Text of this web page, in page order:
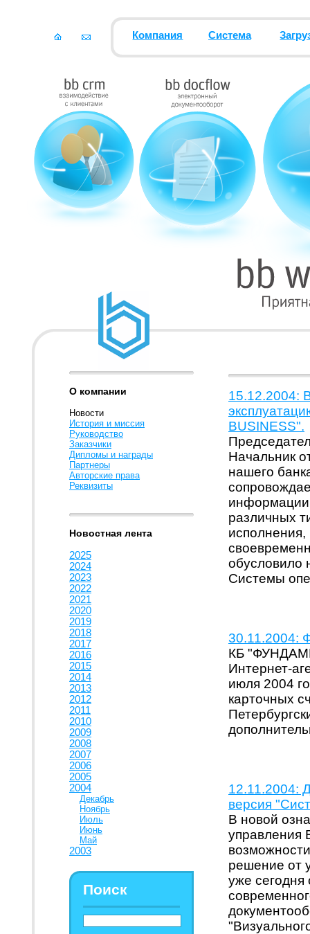
Компания Система
О компании
Новости
История и миссия
Руководство
Заказчики
Дипломы и награды
Партнеры
Авторские права
Реквизиты
Новостная лента
2025
2024
2023
2022
2021
2020
2019
2018
2017
2016
2015
2014
2013
2012
2011
2010
2009
2008
2007
2006
2005
2004
Декабрь
Ноябрь
Июль
Июнь
Май
2003
Поиск
15.12.2004:
BUSINESS".
Начальник
нашего
информации
различных
обусловило
Системы
30.11.2004:
КБ
Интернет-
июля 2004
карточных
12.11.2004:
версия
В новой
управления
решение от
уже сегодня